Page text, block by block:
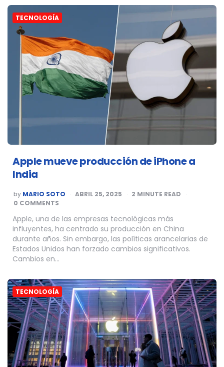
TECNOLOGÍA
Apple mueve producción de iPhone a
India
POSTED
BY
by MARIO SOTO ABRIL 25, 2025 2 MINUTE READ
0 COMMENTS
Apple, una de las empresas tecnológicas más
influyentes, ha centrado su producción en China
durante años. Sin embargo, las políticas arancelarias de
Estados Unidos han forzado cambios significativos.
Cambios en…
TECNOLOGÍA